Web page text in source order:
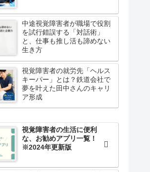
中途視覚障害者が職場で役割
を試行錯誤する「対話術」
と、仕事も推し活も諦めない
生き方
視覚障害者の就労先「ヘルス
キーパー」とは？鉄道会社で
夢を叶えた田中さんのキャリ
ア形成
視覚障害者の生活に便利
な、お勧めアプリ一覧！
※2024年更新版